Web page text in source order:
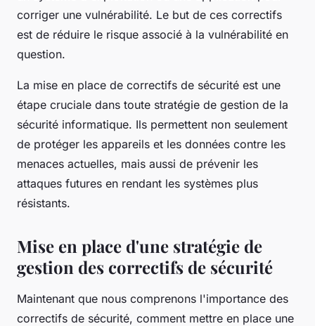
corriger une vulnérabilité. Le but de ces correctifs
est de réduire le risque associé à la vulnérabilité en
question.
La mise en place de correctifs de sécurité est une
étape cruciale dans toute stratégie de gestion de la
sécurité informatique. Ils permettent non seulement
de protéger les appareils et les données contre les
menaces actuelles, mais aussi de prévenir les
attaques futures en rendant les systèmes plus
résistants.
Mise en place d'une stratégie de
gestion des correctifs de sécurité
Maintenant que nous comprenons l'importance des
correctifs de sécurité, comment mettre en place une